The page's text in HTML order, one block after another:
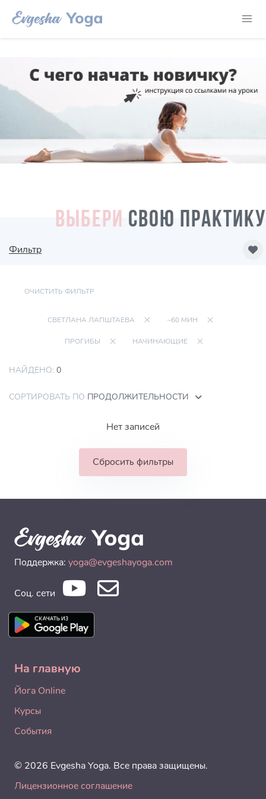
ВЫБЕРИ СВОЮ ПРАКТИКУ
Фильтр
ОЧИСТИТЬ ФИЛЬТР
СВЕТЛАНА ЛАПШТАЕВА ~60 МИН
ПРОГИБЫ НАЧИНАЮЩИЕ
НАЙДЕНО: 0
СОРТИРОВАТЬ ПО ПРОДОЛЖИТЕЛЬНОСТИ
Нет записей
Сбросить фильтры
Поддержка: yoga@evgeshayoga.com
Соц. сети
На главную
Йога Online
Курсы
События
© 2026 Evgesha Yoga. Все права защищены.
Лицензионное соглашение